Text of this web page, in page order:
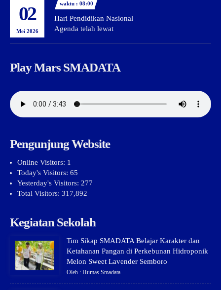
02
Mei 2026
waktu : 08:00
Hari Pendidikan Nasional
Agenda telah lewat
Play Mars SMADATA
Pengunjung Website
Online Visitors: 1
Today's Visitors: 65
Yesterday's Visitors: 277
Total Visitors: 317,892
Kegiatan Sekolah
Tim Sikap SMADATA Belajar Karakter dan
Ketahanan Pangan di Perkebunan Hidroponik
Melon Sweet Lavender Semboro
Oleh : Humas Smadata